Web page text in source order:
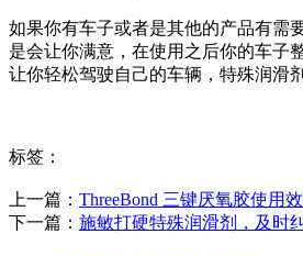
如果你有车子或者是其他的产品有需
是会让你满意，在使用之后你的车子
让你轻松驾驶自己的车辆，特殊润滑
标签：
上一篇： ThreeBond 三键厌氧胶使用
下一篇： 施敏打硬特殊润滑剂，及时